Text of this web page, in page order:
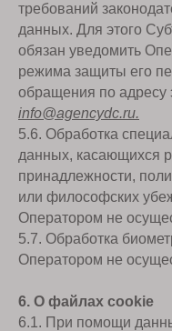
требований
данных. Для этого
обязан уведомить
режима защиты его
обращения по адресу
info@agencydc.ru.
5.6. Обработка
данных, касающихся
принадлежности,
или философских
Оператором не
5.7. Обработка
Оператором не
6. О файлах cookie
6.1. При помощи